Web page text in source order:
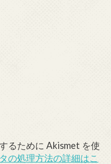
るために Akismet を使
の処理方法の詳細はこ